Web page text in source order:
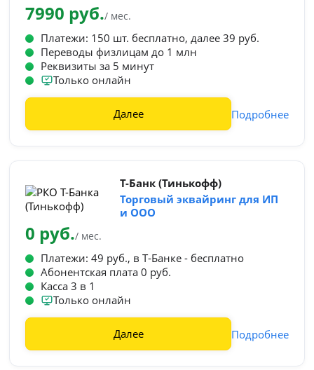
7990 руб./ мес.
Платежи: 150 шт. бесплатно, далее 39 руб.
Переводы физлицам до 1 млн
Реквизиты за 5 минут
Только онлайн
Далее Подробнее
Т-Банк (Тинькофф)
Торговый эквайринг для ИП
и ООО
0 руб./ мес.
Платежи: 49 руб., в Т‑Банке - бесплатно
Абонентская плата 0 руб.
Касса 3 в 1
Только онлайн
Далее Подробнее